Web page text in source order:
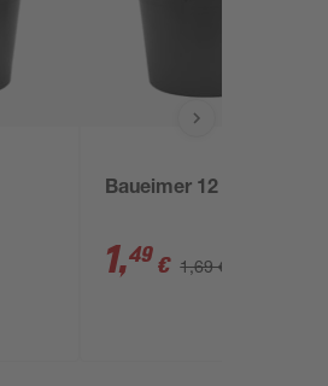
Baueimer 12 l
1,49 € 1,69 €